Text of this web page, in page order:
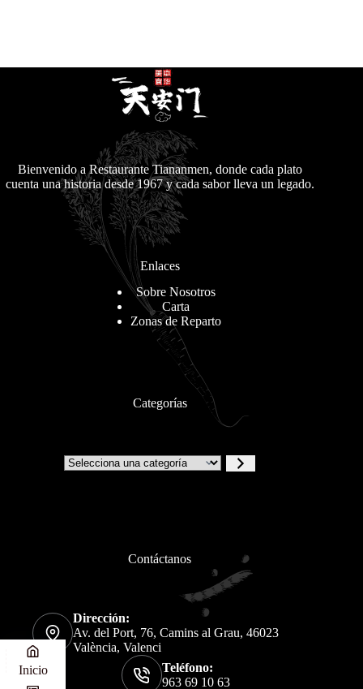
Bienvenido a Restaurante Tiananmen, donde cada plato
cuenta una historia desde 1967 y cada sabor lleva un legado.
Enlaces
Sobre Nosotros
Carta
Zonas de Reparto
Categorías
Contáctanos
Dirección:
Av. del Port, 76, Camins al Grau, 46023
València, Valenci
Teléfono:
963 69 10 63
Inicio